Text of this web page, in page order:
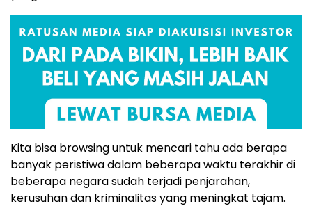
Kita bisa browsing untuk mencari tahu ada berapa
banyak peristiwa dalam beberapa waktu terakhir di
beberapa negara sudah terjadi penjarahan,
kerusuhan dan kriminalitas yang meningkat tajam.